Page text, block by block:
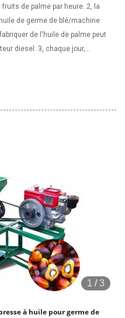
de palme par heure. 2, la
de germe de blé/machine
de l'huile de palme peut
diesel. 3, chaque jour,
Cette grande presse à
de raffinage d'huile de
de raffinage d'huile de
1 /3
à huile pour germe de